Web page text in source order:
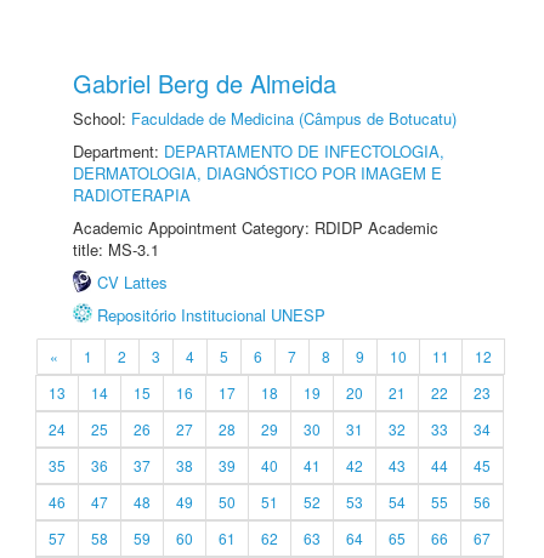
Gabriel Berg de Almeida
School: Faculdade de Medicina (Câmpus de Botucatu)
Department: DEPARTAMENTO DE INFECTOLOGIA,
DERMATOLOGIA, DIAGNÓSTICO POR IMAGEM E
RADIOTERAPIA
Academic Appointment Category: RDIDP Academic
title: MS-3.1
CV Lattes
Repositório Institucional UNESP
« 1 2 3 4 5 6 7 8 9 10 11
12
13
14 15 16 17 18 19 20 21 22
23
24
25 26 27 28 29 30 31 32 33
34
35
36 37 38 39 40 41 42 43 44
45
46
47 48 49 50 51 52 53 54 55
56
57
58 59 60 61 62 63 64 65 66
67